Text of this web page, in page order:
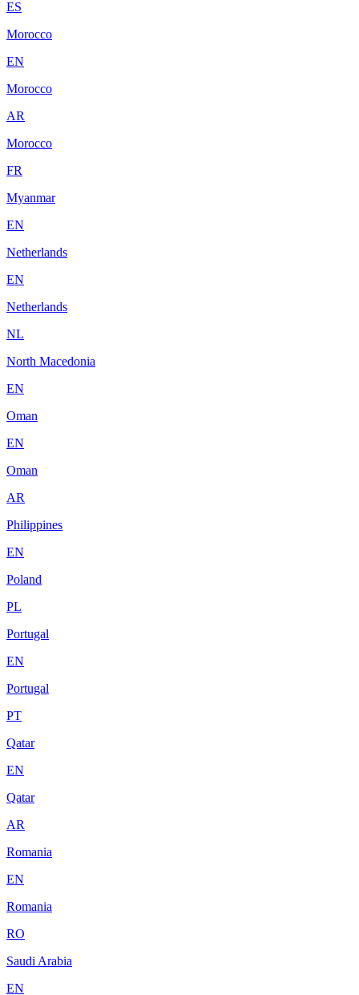
ES
Morocco
EN
Morocco
AR
Morocco
FR
Myanmar
EN
Netherlands
EN
Netherlands
NL
North Macedonia
EN
Oman
EN
Oman
AR
Philippines
EN
Poland
PL
Portugal
EN
Portugal
PT
Qatar
EN
Qatar
AR
Romania
EN
Romania
RO
Saudi Arabia
EN